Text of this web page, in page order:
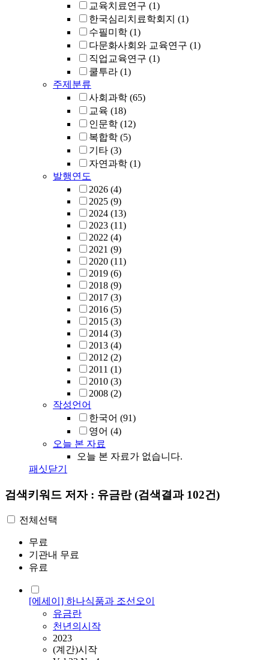
교육치료연구 (1)
한국심리치료학회지 (1)
수필미학 (1)
다문화사회와 교육연구 (1)
직업교육연구 (1)
쿨투라 (1)
주제분류
사회과학 (65)
교육 (18)
인문학 (12)
복합학 (5)
기타 (3)
자연과학 (1)
발행연도
2026 (4)
2025 (9)
2024 (13)
2023 (11)
2022 (4)
2021 (9)
2020 (11)
2019 (6)
2018 (9)
2017 (3)
2016 (5)
2015 (3)
2014 (3)
2013 (4)
2012 (2)
2011 (1)
2010 (3)
2008 (2)
작성언어
한국어 (91)
영어 (4)
오늘 본 자료
오늘 본 자료가 없습니다.
패싯닫기
검색키워드 저자 : 유금란(검색결과 102건)
전체선택
무료
기관내 무료
유료
[에세이] 하나식품과 조선오이
유금란
천년의시작
2023
(계간)시작